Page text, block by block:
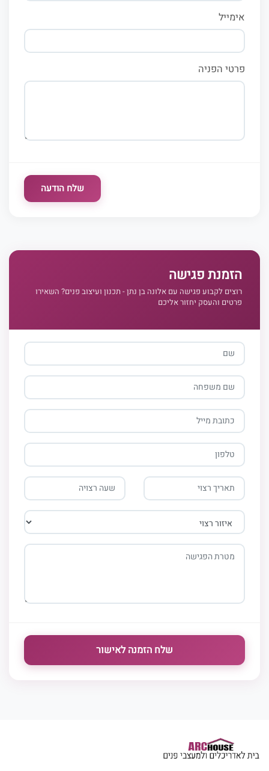
אימייל
פרטי הפניה
שלח הודעה
הזמנת פגישה
רוצים לקבוע פגישה עם אלונה בן נתן - תכנון ועיצוב פנים? השאירו
פרטים והעסק יחזור אליכם